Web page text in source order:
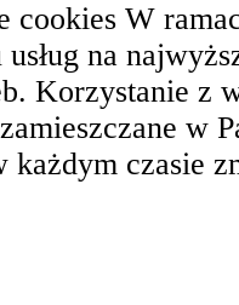
cookies W
usług na
Korzystanie z
w
każdym czasie